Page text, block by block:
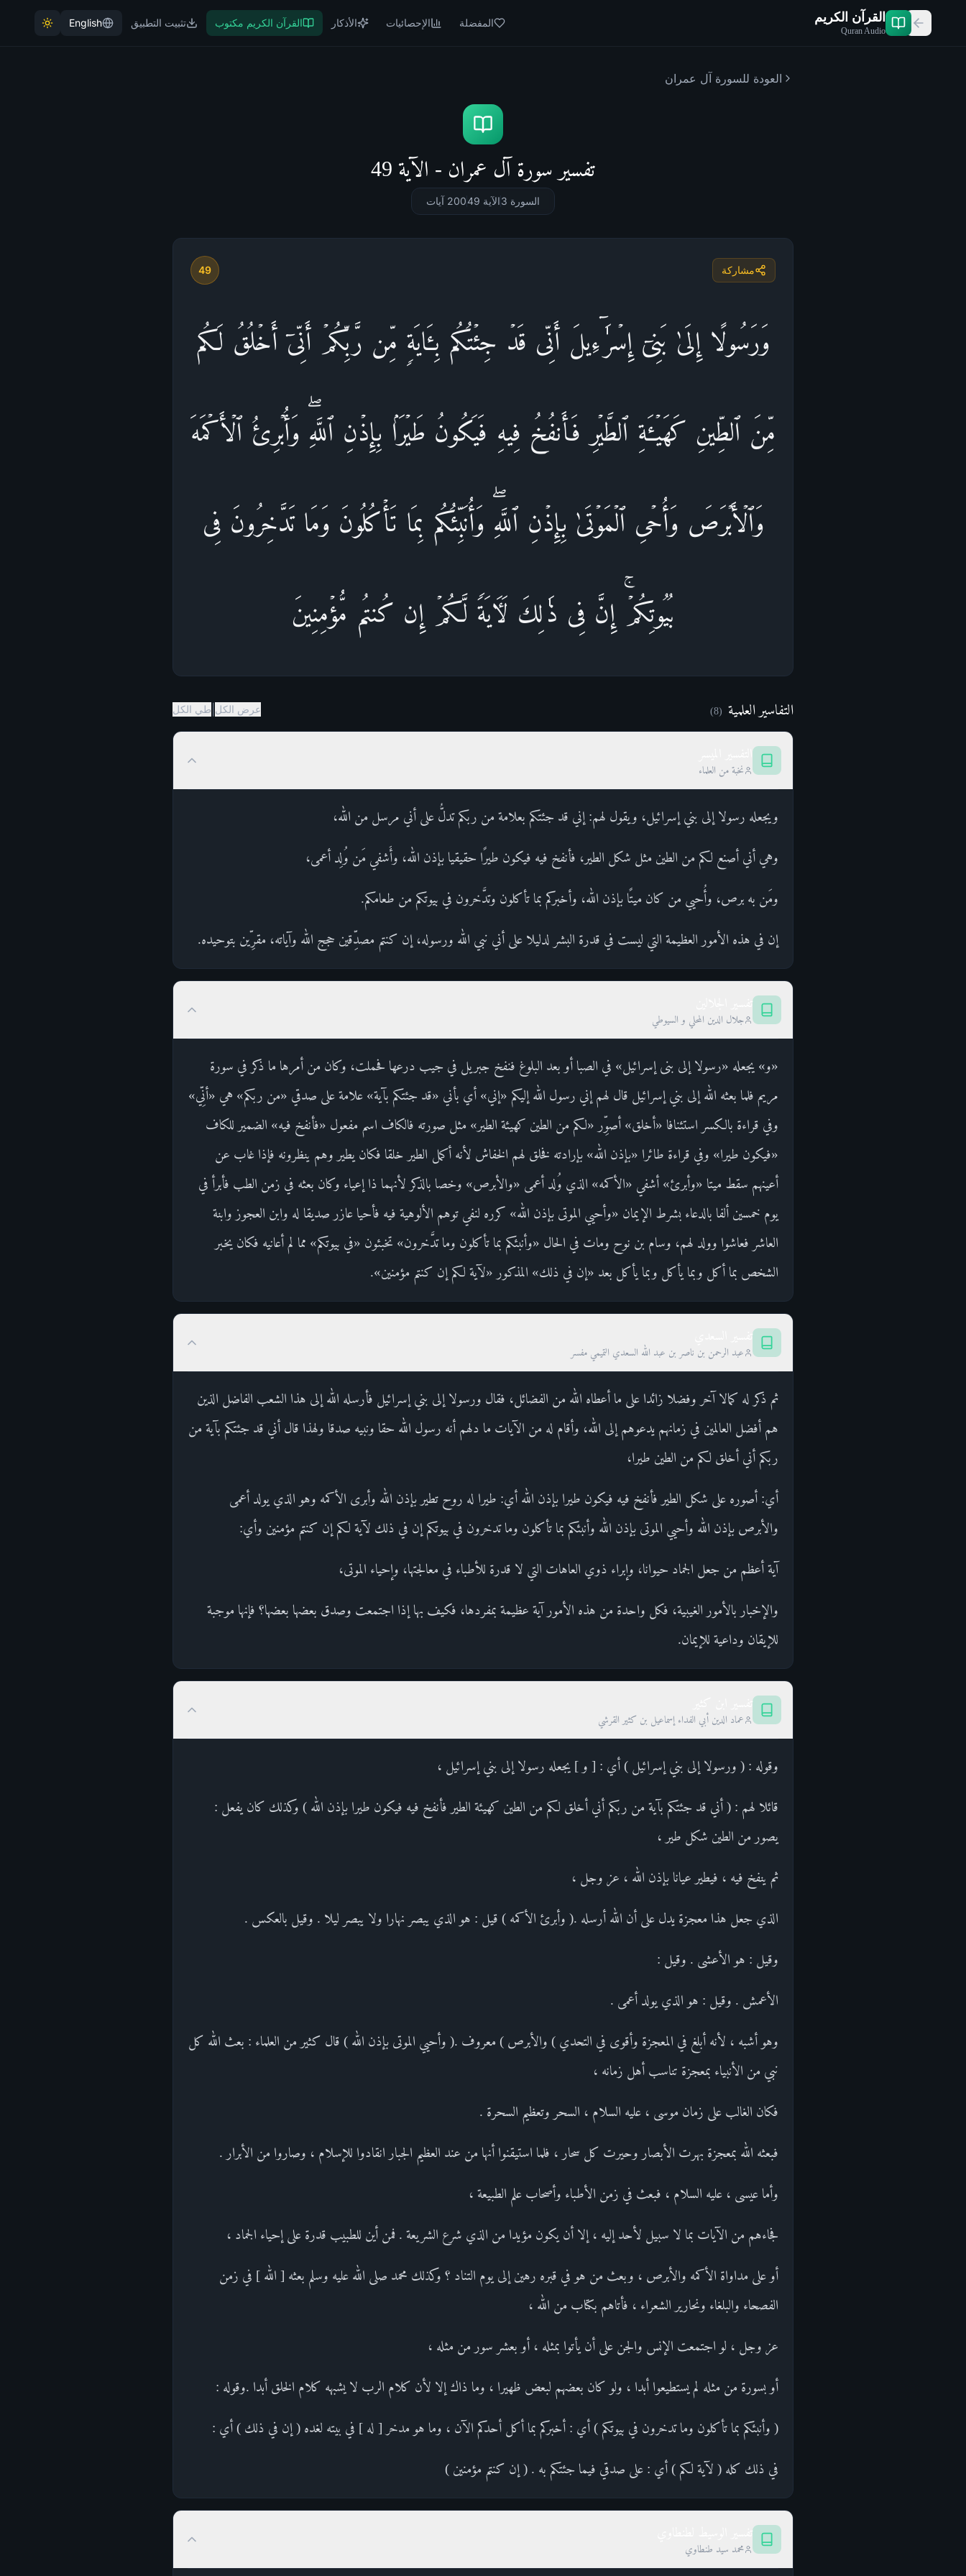
القرآن الكريم
Quran Audio
المفضلة الإحصائيات الأذكار القرآن الكريم مكتوب تثبيت التطبيق English
العودة للسورة آل عمران
تفسير سورة آل عمران - الآية 49
السورة 3 الآية 49 200 آيات
مشاركة 49
وَرَسُولًا إِلَىٰ بَنِیۤ إِسۡرَ ٰ⁠ۤءِیلَ أَنِّی قَدۡ جِئۡتُكُم بِـَٔایَةࣲ مِّن رَّبِّكُمۡ أَنِّیۤ أَخۡلُقُ لَكُم
مِّنَ ٱلطِّینِ كَهَیۡـَٔةِ ٱلطَّیۡرِ فَأَنفُخُ فِیهِ فَیَكُونُ طَیۡرَۢا بِإِذۡنِ ٱللَّهِۖ وَأُبۡرِئُ ٱلۡأَكۡمَهَ
وَٱلۡأَبۡرَصَ وَأُحۡیِ ٱلۡمَوۡتَىٰ بِإِذۡنِ ٱللَّهِۖ وَأُنَبِّئُكُم بِمَا تَأۡكُلُونَ وَمَا تَدَّخِرُونَ فِی
بُیُوتِكُمۡۚ إِنَّ فِی ذَ ٰ⁠لِكَ لَـَٔایَةࣰ لَّكُمۡ إِن كُنتُم مُّؤۡمِنِینَ
التفاسير العلمية (
8
) عرض الكل طي الكل
نخبة من العلماء
ويجعله رسولا إلى بني إسرائيل، ويقول لهم: إني قد جئتكم بعلامة من ربكم تدلُّ على أني مرسل من الله،
وهي أني أصنع لكم من الطين مثل شكل الطير، فأنفخ فيه فيكون طيرًا حقيقيا بإذن الله، وأَشفي مَن وُلِد أعمى،
ومَن به برص، وأُحيي من كان ميتًا بإذن الله، وأخبركم بما تأكلون وتدَّخرون في بيوتكم من طعامكم.
إن في هذه الأمور العظيمة التي ليست في قدرة البشر لدليلا على أني نبي الله ورسوله، إن كنتم مصدِّقين حجج الله وآياته، مقرِّين بتوحيده.
جلال الدين المحلي و السيوطي
«و» يجعله «رسولا إلى بنى إسرائيل» في الصبا أو بعد البلوغ فنفخ جبريل في جيب درعها فحملت، وكان من أمرها ما ذكر في سورة
مريم فلما بعثه الله إلى بني إسرائيل قال لهم إني رسول الله إليكم «إني» أي بأني «قد جئتكم بآية» علامة على صدقي «من ربكم» هي «أنِّي»
وفي قراءة بالكسر استئنافا «أخلق» أصوِّر «لكم من الطين كهيئة الطير» مثل صورته فالكاف اسم مفعول «فأنفخ فيه» الضمير للكاف
«فيكون طيرا» وفي قراءة طائرا «بإذن الله» بإرادته فخلق لهم الخفاش لأنه أكمل الطير خلقا فكان يطير وهم ينظرونه فإذا غاب عن
أعينهم سقط ميتا «وأبرئ» أشفي «الأكمه» الذي وُلد أعمى «والأبرص» وخصا بالذكر لأنهما ذا إعياء وكان بعثه في زمن الطب فأبرأ في
يوم خمسين ألفا بالدعاء بشرط الإيمان «وأحيي الموتى بإذن الله» كرره لنفي توهم الألوهية فيه فأحيا عازر صديقا له وابن العجوز وابنة
العاشر فعاشوا وولد لهم، وسام بن نوح ومات في الحال «وأنبئكم بما تأكلون وما تدَّخرون» تخبئون «في بيوتكم» مما لم أعانيه فكان يخبر
الشخص بما أكل وبما يأكل وبما يأكل بعد «إن في ذلك» المذكور «لآية لكم إن كنتم مؤمنين».
عبد الرحمن بن ناصر بن عبد الله السعدي التميمي مفسر
ثم ذكر له كمالا آخر وفضلا زائدا على ما أعطاه الله من الفضائل، فقال ورسولا إلى بني إسرائيل فأرسله الله إلى هذا الشعب الفاضل الذين
هم أفضل العالمين في زمانهم يدعوهم إلى الله، وأقام له من الآيات ما دلهم أنه رسول الله حقا ونبيه صدقا ولهذا قال أني قد جئتكم بآية من
ربكم أني أخلق لكم من الطين طيرا،
أي: أصوره على شكل الطير فأنفخ فيه فيكون طيرا بإذن الله أي: طيرا له روح تطير بإذن الله وأبرى الأكمه وهو الذي يولد أعمى
والأبرص بإذن الله وأحيي الموتى بإذن الله وأنبئكم بما تأكلون وما تدخرون في بيوتكم إن في ذلك لآية لكم إن كنتم مؤمنين وأي:
آية أعظم من جعل الجماد حيوانا، وإبراء ذوي العاهات التي لا قدرة للأطباء في معالجتها، وإحياء الموتى،
والإخبار بالأمور الغيبية، فكل واحدة من هذه الأمور آية عظيمة بمفردها، فكيف بها إذا اجتمعت وصدق بعضها بعضها؟ فإنها موجبة
للإيقان وداعية للإيمان.
عماد الدين أبي الفداء إسماعيل بن كثير القرشي
وقوله : ( ورسولا إلى بني إسرائيل ) أي : [ و ] يجعله رسولا إلى بني إسرائيل ،
قائلا لهم : ( أني قد جئتكم بآية من ربكم أني أخلق لكم من الطين كهيئة الطير فأنفخ فيه فيكون طيرا بإذن الله ) وكذلك كان يفعل :
يصور من الطين شكل طير ،
ثم ينفخ فيه ، فيطير عيانا بإذن الله ، عز وجل ،
الذي جعل هذا معجزة يدل على أن الله أرسله .( وأبرئ الأكمه ) قيل : هو الذي يبصر نهارا ولا يبصر ليلا . وقيل بالعكس .
وقيل : هو الأعشى . وقيل :
الأعمش . وقيل : هو الذي يولد أعمى .
وهو أشبه ، لأنه أبلغ في المعجزة وأقوى في التحدي ) والأبرص ) معروف .( وأحيي الموتى بإذن الله ) قال كثير من العلماء : بعث الله كل
نبي من الأنبياء بمعجزة تناسب أهل زمانه ،
فكان الغالب على زمان موسى ، عليه السلام ، السحر وتعظيم السحرة .
فبعثه الله بمعجزة بهرت الأبصار وحيرت كل سحار ، فلما استيقنوا أنها من عند العظيم الجبار انقادوا للإسلام ، وصاروا من الأبرار .
وأما عيسى ، عليه السلام ، فبعث في زمن الأطباء وأصحاب علم الطبيعة ،
فجاءهم من الآيات بما لا سبيل لأحد إليه ، إلا أن يكون مؤيدا من الذي شرع الشريعة . فمن أين للطبيب قدرة على إحياء الجماد ،
أو على مداواة الأكمه والأبرص ، وبعث من هو في قبره رهين إلى يوم التناد ؟ وكذلك محمد صلى الله عليه وسلم بعثه [ الله ] في زمن
الفصحاء والبلغاء ونحارير الشعراء ، فأتاهم بكتاب من الله ،
عز وجل ، لو اجتمعت الإنس والجن على أن يأتوا بمثله ، أو بعشر سور من مثله ،
أو بسورة من مثله لم يستطيعوا أبدا ، ولو كان بعضهم لبعض ظهيرا ، وما ذاك إلا لأن كلام الرب لا يشبهه كلام الخلق أبدا .وقوله :
( وأنبئكم بما تأكلون وما تدخرون في بيوتكم ) أي : أخبركم بما أكل أحدكم الآن ، وما هو مدخر [ له ] في بيته لغده ( إن في ذلك ) أي :
في ذلك كله ( لآية لكم ) أي : على صدقي فيما جئتكم به . ( إن كنتم مؤمنين )
محمد سيد طنطاوي